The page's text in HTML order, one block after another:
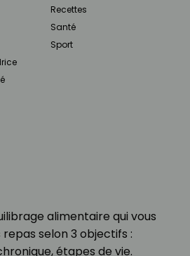
alimentaire qui vous
selon 3 objectifs :
étapes de vie.
Recettes
Santé
Sport